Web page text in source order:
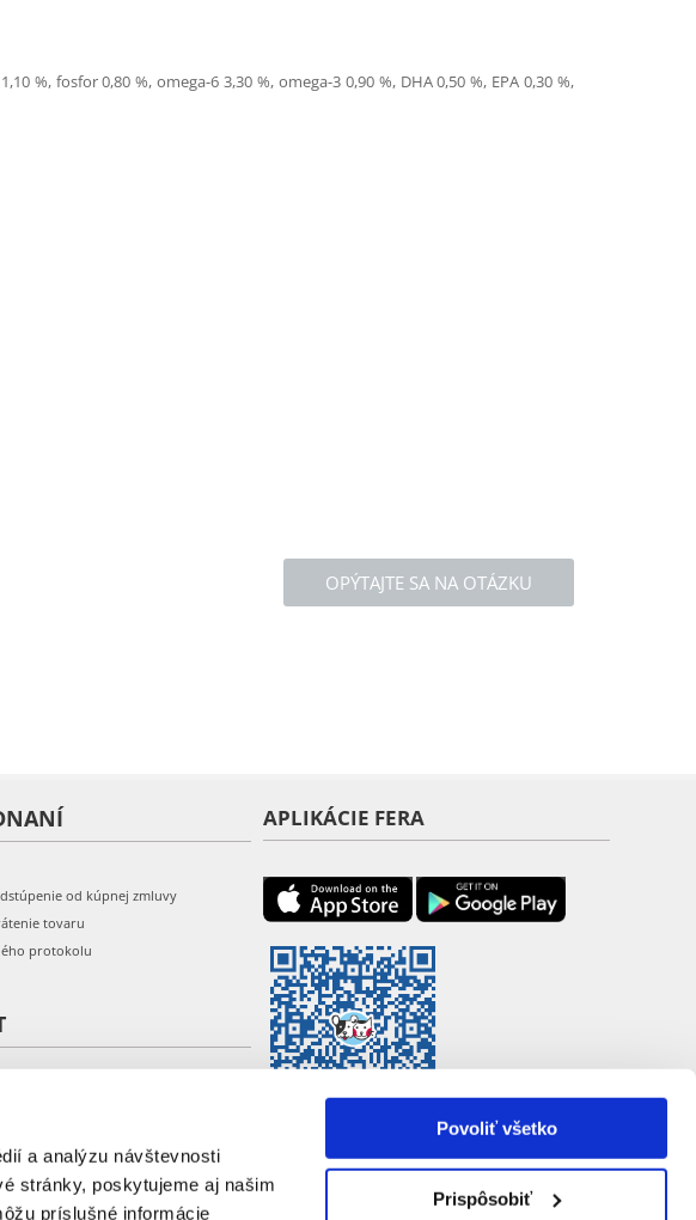
a analýzu návštevnosti
stránky, poskytujeme aj našim
príslušné informácie
Povoliť všetko
Prispôsobiť
%, fosfor 0,80 %, omega-6 3,30 %, omega-3 0,90 %, DHA 0,50 %, EPA 0,30 %,
OPÝTAJTE SA NA OTÁZKU
od kúpnej zmluvy
tovaru
protokolu
APLIKÁCIE FERA